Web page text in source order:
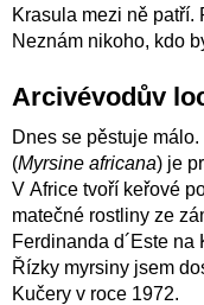
Krasula mezi ně patří.
Neznám nikoho, kdo
Arcivévodův
Dnes se pěstuje
(Myrsine africana) je
V Africe tvoří keřové
matečné rostliny ze
Ferdinanda d´Este
Řízky myrsiny jsem
Kučery v roce 1972.